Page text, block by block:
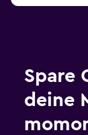
Spare
deine